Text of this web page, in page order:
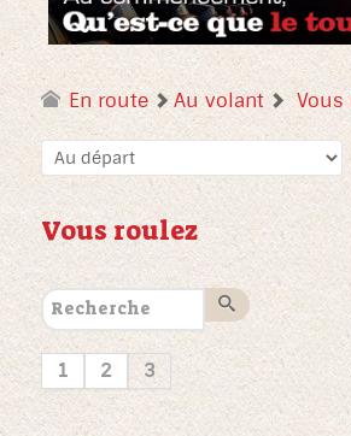
En route Au volant Vous
Vous roulez
1 2 3